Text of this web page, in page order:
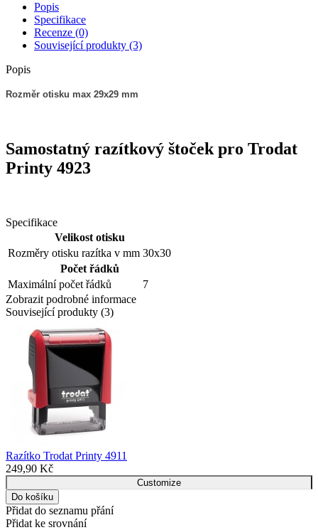
Popis
Specifikace
Recenze (0)
Související produkty (3)
Popis
Rozměr otisku max 29x29 mm
Samostatný razítkový štoček pro Trodat
Printy 4923
Specifikace
Velikost otisku
Rozměry otisku razítka v mm 30x30
Počet řádků
Maximální počet řádků
7
Zobrazit podrobné informace
Související produkty (3)
Razítko Trodat Printy 4911
249,90 Kč
Customize
Přidat do seznamu přání
Přidat ke srovnání